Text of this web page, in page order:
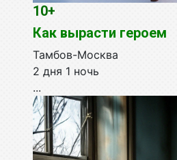
10+
Как вырасти героем
Тамбов-Москва
2 дня 1 ночь
...